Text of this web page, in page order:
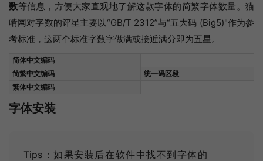
数等信息，方便大家直观地了解这款字体的简繁字体数量。猫
啃网对字数的评星主要以“GB/T 2312”与“五大码 (Big5)"作为参
考标准，这两个标准字数字做满或接近满分即为五星。
简体中文编码
简繁中文编码
统一码区段
繁体中文编码
字体安装
Tips：如果安装后在软件中找不到字体的